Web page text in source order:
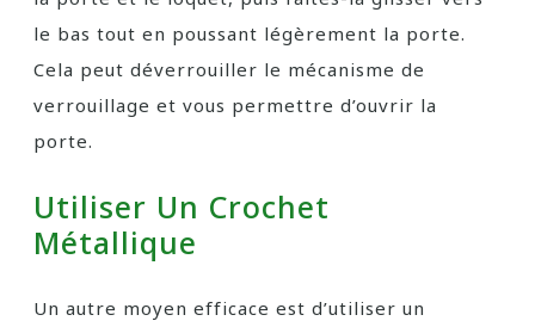
le bas tout en poussant légèrement la porte.
Cela peut déverrouiller le mécanisme de
verrouillage et vous permettre d’ouvrir la
porte.
Utiliser Un Crochet
Métallique
Un autre moyen efficace est d’utiliser un